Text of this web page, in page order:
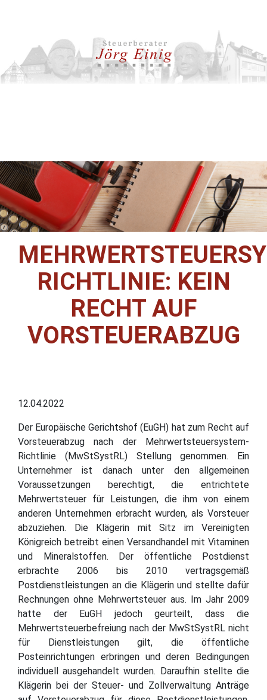
RICHTLINIE: KEIN
RECHT AUF
VORSTEUERABZUG
12.04.2022
Der Europäische Gerichtshof (EuGH) hat zum Recht auf
Vorsteuerabzug nach der Mehrwertsteuersystem-
Richtlinie (MwStSystRL) Stellung genommen. Ein
Unternehmer ist danach unter den allgemeinen
Voraussetzungen berechtigt, die entrichtete
Mehrwertsteuer für Leistungen, die ihm von einem
anderen Unternehmen erbracht wurden, als Vorsteuer
abzuziehen. Die Klägerin mit Sitz im Vereinigten
Königreich betreibt einen Versandhandel mit Vitaminen
und Mineralstoffen. Der öffentliche Postdienst
erbrachte 2006 bis 2010 vertragsgemäß
Postdienstleistungen an die Klägerin und stellte dafür
Rechnungen ohne Mehrwertsteuer aus. Im Jahr 2009
hatte der EuGH jedoch geurteilt, dass die
Mehrwertsteuerbefreiung nach der MwStSystRL nicht
für Dienstleistungen gilt, die öffentliche
Posteinrichtungen erbringen und deren Bedingungen
individuell ausgehandelt wurden. Daraufhin stellte die
Klägerin bei der Steuer- und Zollverwaltung Anträge